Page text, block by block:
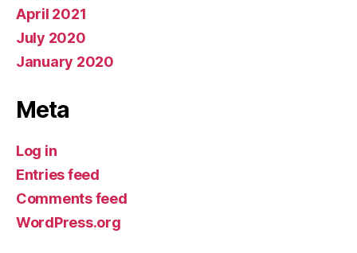
April 2021
July 2020
January 2020
Meta
Log in
Entries feed
Comments feed
WordPress.org